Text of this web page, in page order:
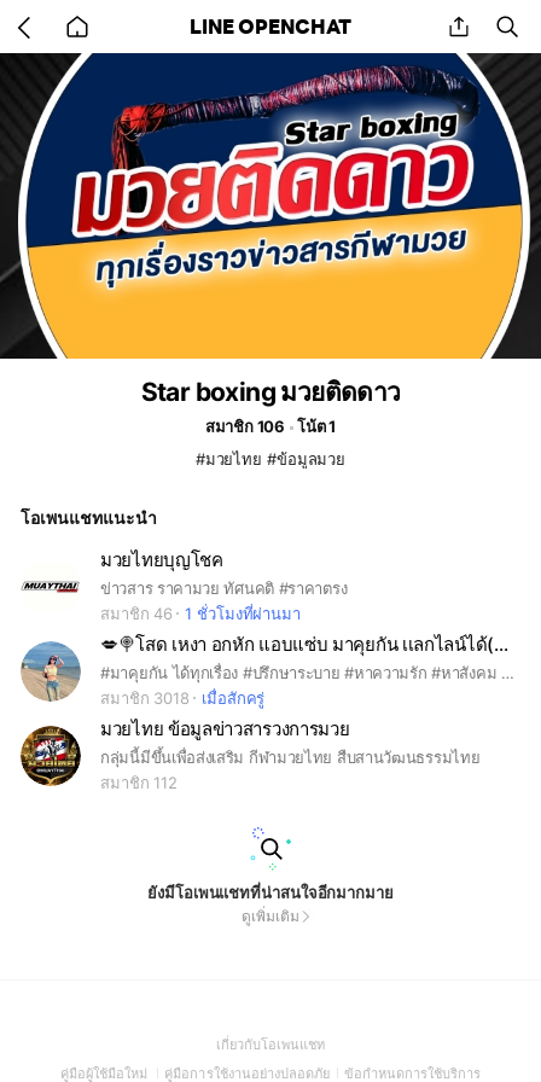
back
to
LINE OPENCHAT share
Star boxing มวยติดดาว
สมาชิก 106
โน้ต 1
#มวยไทย #ข้อมูลมวย
โอเพนแชทแนะนำ
มวยไทยบุญโชค
ข่าวสาร ราคามวย ทัศนคติ #ราคาตรง
สมาชิก 46
1 ชั่วโมงที่ผ่านมา
💋🍭โสด เหงา อกหัก แอบแซ่บ มาคุยกัน เเลกไลน์ได้(ตามกฏ)💋🍭🦪
#มาคุยกัน ได้ทุกเรื่อง #ปรึกษาระบาย #หาความรัก #หาสังคม #หามิตรภาพ #รับทุกเพศ ทุกอาชีพ คุยเฮฮาสนุก พี่น้อง #ขอรับอายุ 16 ขึ้นไปนะคะ #ใช้คำสุภาพ ใช้รูปเหมาะสม (รูปจริงของตัวเอง) #รัก#โสด#เหงา#เเอบเเซ่บ#เเอบรัก#เเอบหวัง#เศร้า#เหงา#หาเพื่อน#หาคู่#คนมีคู่#คนเเอบรัก#คนเเอบชอบ#❤️#💋#🦪#🌈#🍭#🎀
สมาชิก 3018
เมื่อสักครู่
มวยไทย ข้อมูลข่าวสารวงการมวย
กลุ่มนี้มีขึ้นเพื่อส่งเสริม กีฬามวยไทย สืบสานวัฒนธรรมไทย
สมาชิก 112
ยังมีโอเพนแชทที่น่าสนใจอีกมากมาย
ดูเพิ่มเติม
เกี่ยวกับโอเพนแชท(Open
in
คู่มือผู้ใช้มือใหม่ (Open
คู่มือการใช้งานอย่างปลอดภัย(Open
ข้อกำหนดการใช้บริการ(Open